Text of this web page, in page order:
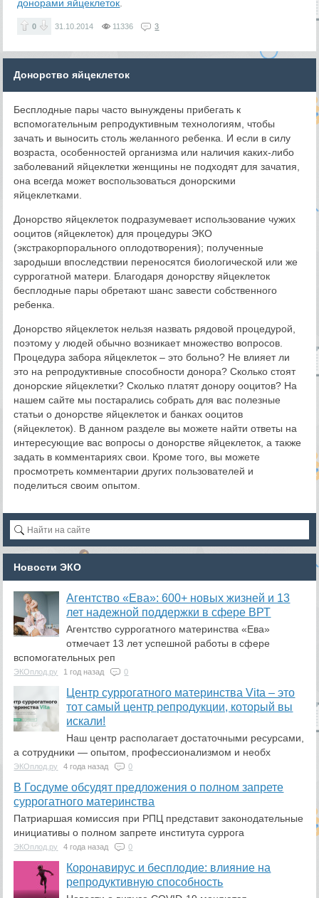
донорами яйцеклеток
0 31.10.2014 11336 3
Донорство яйцеклеток
Бесплодные пары часто вынуждены прибегать к
вспомогательным репродуктивным технологиям, чтобы
зачать и выносить столь желанного ребенка. И если в силу
возраста, особенностей организма или наличия каких-либо
заболеваний яйцеклетки женщины не подходят для зачатия,
она всегда может воспользоваться донорскими
яйцеклетками.
Донорство яйцеклеток подразумевает использование чужих
ооцитов (яйцеклеток) для процедуры ЭКО
(экстракорпорального оплодотворения); полученные
зародыши впоследствии переносятся биологической или же
суррогатной матери. Благодаря донорству яйцеклеток
бесплодные пары обретают шанс завести собственного
ребенка.
Донорство яйцеклеток нельзя назвать рядовой процедурой,
поэтому у людей обычно возникает множество вопросов.
Процедура забора яйцеклеток – это больно? Не влияет ли
это на репродуктивные способности донора? Сколько стоят
донорские яйцеклетки? Сколько платят донору ооцитов? На
нашем сайте мы постарались собрать для вас полезные
статьи о донорстве яйцеклеток и банках ооцитов
(яйцеклеток). В данном разделе вы можете найти ответы на
интересующие вас вопросы о донорстве яйцеклеток, а также
задать в комментариях свои. Кроме того, вы можете
просмотреть комментарии других пользователей и
поделиться своим опытом.
Новости ЭКО
Агентство «Ева»: 600+ новых жизней и 13
лет надежной поддержки в сфере ВРТ
Агентство суррогатного материнства «Ева»
отмечает 13 лет успешной работы в сфере
вспомогательных реп
ЭКОплод.ру 1 год назад 0
​Центр суррогатного материнства Vita – это
тот самый центр репродукции, который вы
искали!
Наш центр располагает достаточными ресурсами,
а сотрудники — опытом, профессионализмом и необх
ЭКОплод.ру 4 года назад 0
В Госдуме обсудят предложения о полном запрете
суррогатного материнства
Патриаршая комиссия при РПЦ представит законодательные
инициативы о полном запрете института суррога
ЭКОплод.ру 4 года назад 0
Коронавирус и бесплодие: влияние на
репродуктивную способность